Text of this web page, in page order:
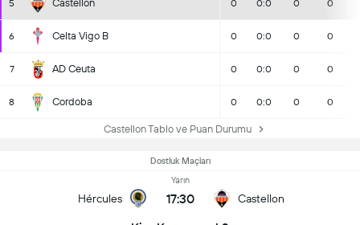
5 Castellon 0 0:0 0 0
6 Celta Vigo B 0 0:0 0 0
7 AD Ceuta 0 0:0 0 0
8 Cordoba 0 0:0 0 0
Castellon Tablo ve Puan Durumu
Dostluk Maçları
Hércules
Yarın
17:30 Castellon